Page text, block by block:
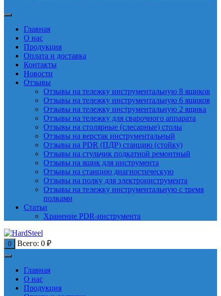
Главная
О нас
Продукция
Оплата и доставка
Контакты
Новости
Отзывы
Отзывы на тележку инструментальную 8 ящиков
Отзывы на тележку инструментальную 6 ящиков
Отзывы на тележку инструментальную 2 ящика
Отзывы на тележку для сварочного аппарата
Отзывы на столярные (слесарные) столы
Отзывы на верстак инструментальный
Отзывы на PDR (ПДР) станцию (стойку)
Отзывы на стульчик подкатной ремонтный
Отзывы на ящик для инструмента
Отзывы на станцию диагностическую
Отзывы на полку для электроинструмента
Отзывы на тележку инструментальную с тремя
полками
Статьи
Хранение PDR-инструмента
0 Всего: 0 ₽
Главная
О нас
Продукция